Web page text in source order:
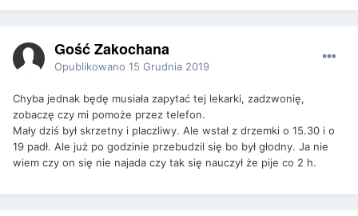
Gość Zakochana
Opublikowano 15 Grudnia 2019
Chyba jednak będę musiała zapytać tej lekarki, zadzwonię,
zobaczę czy mi pomoże przez telefon.
Mały dziś był skrzetny i placzliwy. Ale wstał z drzemki o 15.30 i o
19 padł. Ale już po godzinie przebudzil się bo był głodny. Ja nie
wiem czy on się nie najada czy tak się nauczył że pije co 2 h.